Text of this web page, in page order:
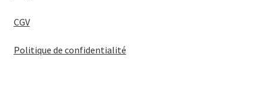
CGV
Politique de confidentialité